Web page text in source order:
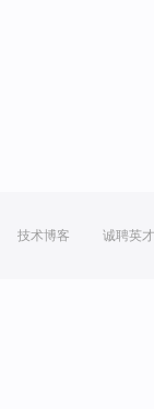
技术博客 诚聘英才